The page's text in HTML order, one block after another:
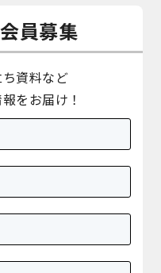
員募集
資料など
をお届け！